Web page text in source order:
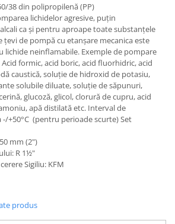
38 din polipropilenă (PP)
lichidelor agresive, puțin
ca și pentru aproape toate substanțele
țevi de pompă cu etanșare mecanica este
neinflamabile. Exemple de pompare
formic, acid boric, acid fluorhidric, acid
caustică, soluție de hidroxid de potasiu,
solubile diluate, soluție de săpunuri,
glucoză, glicol, clorură de cupru, acid
apă distilată etc. Interval de
+50°C (pentru perioade scurte) Set
mm (2")
R 1½"
Sigiliu: KFM
produs